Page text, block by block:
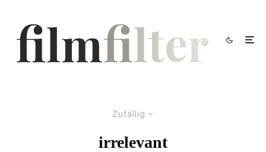
Zufällig
irrelevant